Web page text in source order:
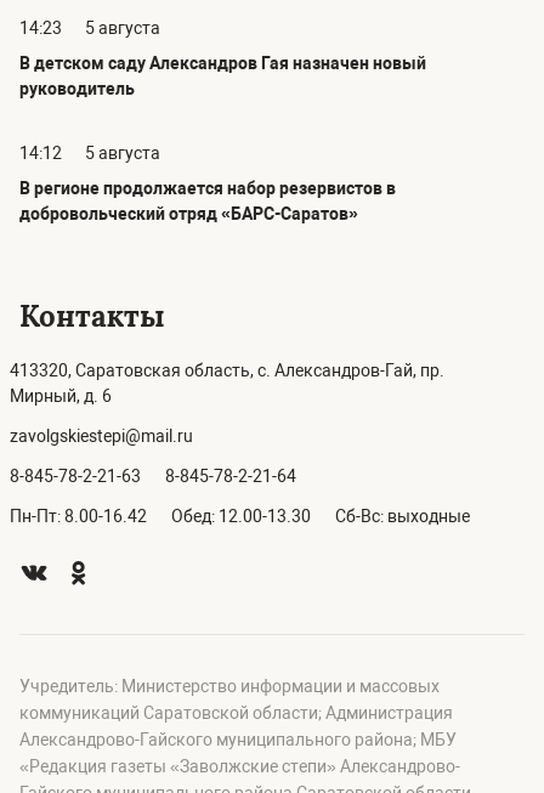
14:23
5 августа
В детском саду Александров Гая назначен новый
руководитель
14:12
5 августа
В регионе продолжается набор резервистов в
добровольческий отряд «БАРС-Саратов»
Контакты
413320, Саратовская область, с. Александров-Гай, пр.
Мирный, д. 6
zavolgskiestepi@mail.ru
8-845-78-2-21-63 8-845-78-2-21-64
Пн-Пт: 8.00-16.42 Обед: 12.00-13.30 Сб-Вс: выходные
Учредитель: Министерство информации и массовых
коммуникаций Саратовской области; Администрация
Александрово-Гайского муниципального района; МБУ
«Редакция газеты «Заволжские степи» Александрово-